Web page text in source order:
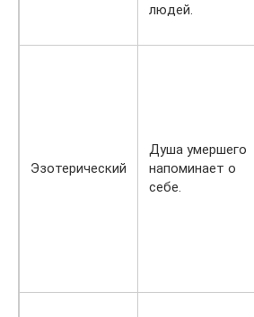
людей.
Эзотерический
Душа умершего
напоминает о
себе.